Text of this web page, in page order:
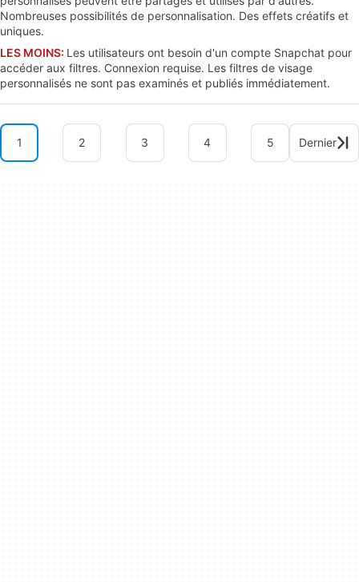
Nombreuses possibilités de personnalisation. Des effets créatifs et
uniques.
LES MOINS: Les utilisateurs ont besoin d'un compte Snapchat pour
accéder aux filtres. Connexion requise. Les filtres de visage
personnalisés ne sont pas examinés et publiés immédiatement.
1 2 3 4 5 Dernier